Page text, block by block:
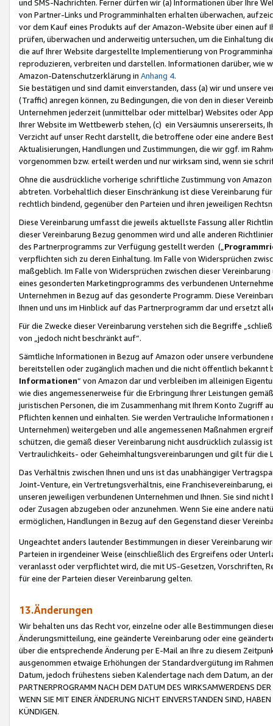
und SMS-Nachrichten. Ferner dürfen wir (a) Informationen über Ihre
von Partner-Links und Programminhalten erhalten überwachen,
vor dem Kauf eines Produkts auf der Amazon-Website über einen
prüfen, überwachen und anderweitig untersuchen, um die Einhaltung
die auf Ihrer Website dargestellte Implementierung von
reproduzieren, verbreiten und darstellen. Informationen darüber, wie
Amazon-Datenschutzerklärung in Anhang 4.
Sie bestätigen und sind damit einverstanden, dass (a) wir und
(Traffic) anregen können, zu Bedingungen, die von den in dieser
Unternehmen jederzeit (unmittelbar oder mittelbar) Websites oder
Ihrer Website im Wettbewerb stehen, (c) ein Versäumnis unsererseits,
Verzicht auf unser Recht darstellt, die betroffene oder eine andere
Aktualisierungen, Handlungen und Zustimmungen, die wir ggf. im
vorgenommen bzw. erteilt werden und nur wirksam sind, wenn sie
Ohne die ausdrückliche vorherige schriftliche Zustimmung von
abtreten. Vorbehaltlich dieser Einschränkung ist diese Vereinbarung
rechtlich bindend, gegenüber den Parteien und ihren jeweiligen
Diese Vereinbarung umfasst die jeweils aktuellste Fassung aller
dieser Vereinbarung Bezug genommen wird und alle anderen
des Partnerprogramms zur Verfügung gestellt werden („
verpflichten sich zu deren Einhaltung. Im Falle von Widersprüchen
maßgeblich. Im Falle von Widersprüchen zwischen dieser
eines gesonderten Marketingprogramms des verbundenen
Unternehmen in Bezug auf das gesonderte Programm. Diese
Ihnen und uns im Hinblick auf das Partnerprogramm dar und ersetzt
Für die Zwecke dieser Vereinbarung verstehen sich die Begriffe
von „jedoch nicht beschränkt auf“.
Sämtliche Informationen in Bezug auf Amazon oder unsere
bereitstellen oder zugänglich machen und die nicht öffentlich
Informationen“ von Amazon dar und verbleiben im alleinigen
wie dies angemessenerweise für die Erbringung Ihrer Leistungen
juristischen Personen, die im Zusammenhang mit Ihrem Konto
Pflichten kennen und einhalten. Sie werden Vertrauliche
Unternehmen) weitergeben und alle angemessenen Maßnahmen
schützen, die gemäß dieser Vereinbarung nicht ausdrücklich zulässig
Vertraulichkeits- oder Geheimhaltungsvereinbarungen und gilt für die
Das Verhältnis zwischen Ihnen und uns ist das unabhängiger
Joint-Venture, ein Vertretungsverhältnis, eine Franchisevereinbarung,
unseren jeweiligen verbundenen Unternehmen und Ihnen. Sie sind
oder Zusagen abzugeben oder anzunehmen. Wenn Sie eine andere
ermöglichen, Handlungen in Bezug auf den Gegenstand dieser
Ungeachtet anders lautender Bestimmungen in dieser Vereinbarung
Parteien in irgendeiner Weise (einschließlich des Ergreifens oder
veranlasst oder verpflichtet wird, die mit US-Gesetzen, Vorschriften,
für eine der Parteien dieser Vereinbarung gelten.
13.Änderungen
Wir behalten uns das Recht vor, einzelne oder alle Bestimmungen
Änderungsmitteilung, eine geänderte Vereinbarung oder eine
über die entsprechende Änderung per E-Mail an Ihre zu diesem
ausgenommen etwaige Erhöhungen der Standardvergütung im
Datum, jedoch frühestens sieben Kalendertage nach dem Datum, an
PARTNERPROGRAMM NACH DEM DATUM DES WIRKSAMWERDENS
WENN SIE MIT EINER ÄNDERUNG NICHT EINVERSTANDEN SIND,
KÜNDIGEN.